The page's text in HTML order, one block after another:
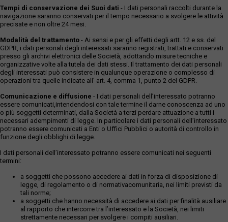
Tempi di conservazione dei Suoi dati - I dati personali raccolti durante la
navigazione saranno conservati per il tempo necessario a svolgere le attività
precisate e non oltre 24 mesi.
Modalità del trattamento - Ai sensi e per gli effetti degli artt. 12 e ss. del
GDPR, i dati personali degli interessati saranno registrati, trattati e conservati
presso gli archivi elettronici delle Società, adottando misure tecniche e
organizzative volte alla tutela dei dati stessi. Il trattamento dei dati personali
degli interessati può consistere in qualunque operazione o complesso di
operazioni tra quelle indicate all' art. 4, comma 1, punto 2 del GDPR.
Comunicazione e diffusione - I dati personali dell’interessato potranno
essere comunicati,intendendosi con tale termine il darne conoscenza ad uno
o più soggetti determinati, dalla Società a terzi perdare attuazione a tutti i
necessari adempimenti di legge. In particolare i dati personali dell’interessato
potranno essere comunicati a Enti o Uffici Pubblici o autorità di controllo in
funzione degli obblighi di legge.
I dati personali dell’interessato potranno essere comunicati nei seguenti
termini:
a soggetti che possono accedere ai dati in forza di disposizione di
legge, di regolamento o di normativacomunitaria, nei limiti previsti da
tali norme;
a soggetti che hanno necessità di accedere ai dati per finalità ausiliare
al rapporto che intercorre tra l’interessato e la Società, nei limiti
strettamente necessari per svolgere i compiti ausiliari.